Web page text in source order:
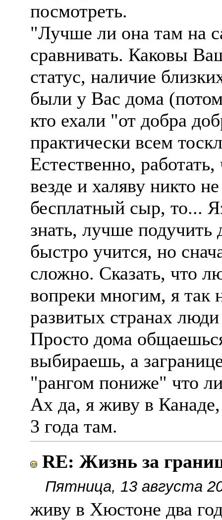
посмотреть.
"Лучше ли она там на
сравнивать. Каковы
статус, наличие
были у Вас дома
кто ехали "от добра
практически всем
Естественно,
везде и халяву никто
бесплатный сыр, то...
знать, лучше подучить
быстро учится, но
сложно. Сказать, что
вопреки многим, я так
развитых странах
Просто дома
выбираешь, а
"рангом пониже" что
Ах да, я живу в
3 года там.
RE: Жизнь за
Пятница, 13 августа
живу в Хюстоне два